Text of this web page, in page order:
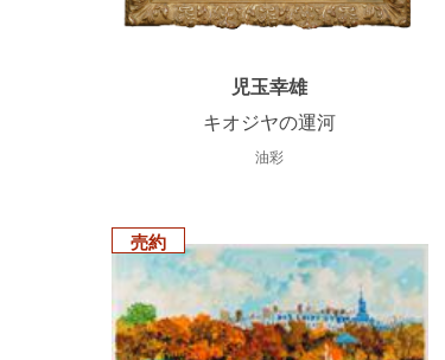
児玉幸雄
キオジヤの運河
油彩
売約